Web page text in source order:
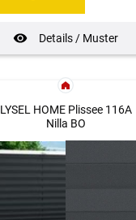
Details / Muster
LYSEL HOME Plissee 116A
Nilla BO